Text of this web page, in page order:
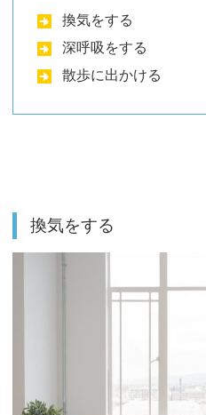
換気をする
深呼吸をする
散歩に出かける
換気をする